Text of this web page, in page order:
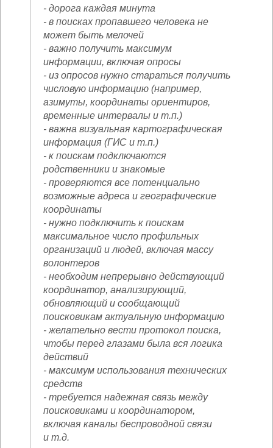
- дорога каждая минута
- в поисках пропавшего человека не
может быть мелочей
- важно получить максимум
информации, включая опросы
- из опросов нужно стараться получить
числовую информацию (например,
азимуты, координаты ориентиров,
временные интервалы и т.п.)
- важна визуальная картографическая
информация (ГИС и т.п.)
- к поискам подключаются
родственники и знакомые
- проверяются все потенциально
возможные адреса и географические
координаты
- нужно подключить к поискам
максимальное число профильных
организаций и людей, включая массу
волонтеров
- необходим непрерывно действующий
координатор, анализирующий,
обновляющий и сообщающий
поисковикам актуальную информацию
- желательно вести протокол поиска,
чтобы перед глазами была вся логика
действий
- максимум использования технических
средств
- требуется надежная связь между
поисковиками и координатором,
включая каналы беспроводной связи
и т.д.